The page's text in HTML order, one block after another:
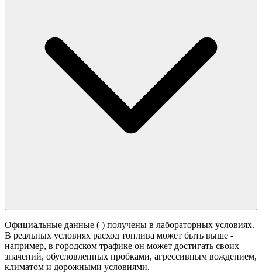
Официальные данные ( ) получены в лабораторных условиях.
В реальных условиях расход топлива может быть выше -
например, в городском трафике он может достигать своих
значений, обусловленных пробками, агрессивным вождением,
климатом и дорожными условиями.